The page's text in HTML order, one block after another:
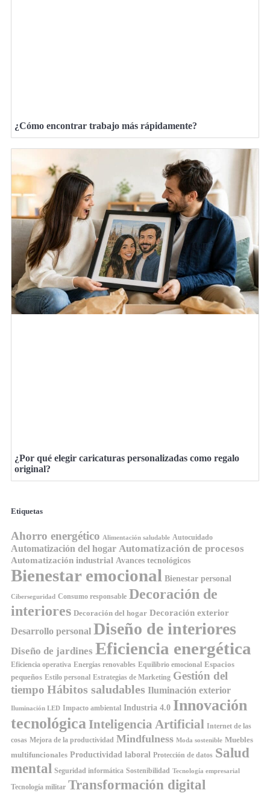
¿Cómo encontrar trabajo más rápidamente?
¿Por qué elegir caricaturas personalizadas como regalo
original?
Etiquetas
Ahorro energético Alimentación saludable Autocuidado
Automatización del hogar Automatización de procesos
Automatización industrial Avances tecnológicos
Bienestar emocional Bienestar personal
Ciberseguridad Consumo responsable Decoración de
interiores Decoración del hogar Decoración exterior
Desarrollo personal Diseño de interiores
Diseño de jardines Eficiencia energética
Eficiencia operativa Energías renovables Equilibrio emocional Espacios
pequeños Estilo personal Estrategias de Marketing Gestión del
tiempo Hábitos saludables Iluminación exterior
Iluminación LED Impacto ambiental Industria 4.0 Innovación
tecnológica Inteligencia Artificial Internet de las
cosas Mejora de la productividad Mindfulness Moda sostenible Muebles
multifuncionales Productividad laboral Protección de datos Salud
mental Seguridad informática Sostenibilidad Tecnología empresarial
Tecnología militar Transformación digital